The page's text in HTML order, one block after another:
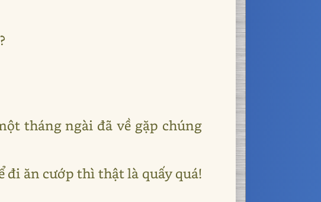
tháng ngài đã về gặp chúng
ăn cướp thì thật là quấy quá!